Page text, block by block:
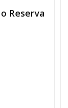
Reserva